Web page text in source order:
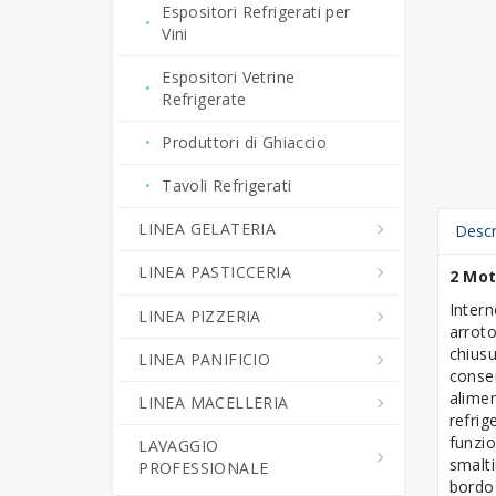
Produttori di Ghiaccio
Spremiagrumi
Rompighiaccio
ACCESSORI BAR
Espositori Refrigerati per
Vini
Espositori Vetrine
Refrigerate
Produttori di Ghiaccio
Tavoli Refrigerati
LINEA GELATERIA
Abbattitori di Temperatura -
Gelateria
Cuocicrema
LINEA PASTICCERIA
Abbattitori di Temperatura -
Pasticceria
Armadi e Tavoli
Fermalievitazione
LINEA PIZZERIA
Forni Pizza
Impastatrici
Tavoli Pizza Refrigerati
LINEA PANIFICIO
Armadi e Tavoli
Arrotondatrici
LINEA MACELLERIA
Armadi per Stagionatura
LAVAGGIO
PROFESSIONALE
2